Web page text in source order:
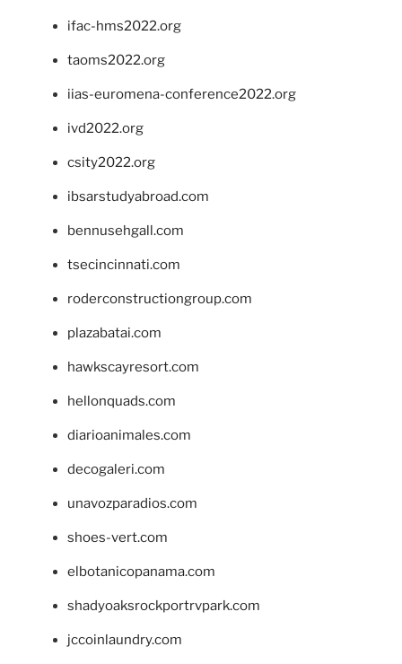
ifac-hms2022.org
taoms2022.org
iias-euromena-conference2022.org
ivd2022.org
csity2022.org
ibsarstudyabroad.com
bennusehgall.com
tsecincinnati.com
roderconstructiongroup.com
plazabatai.com
hawkscayresort.com
hellonquads.com
diarioanimales.com
decogaleri.com
unavozparadios.com
shoes-vert.com
elbotanicopanama.com
shadyoaksrockportrvpark.com
jccoinlaundry.com